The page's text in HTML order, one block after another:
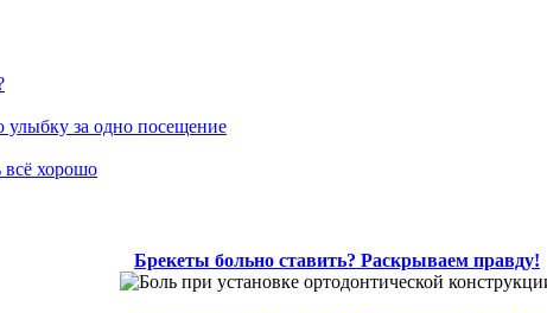
за одно посещение
хорошо
Брекеты больно ставить? Раскрываем правду!